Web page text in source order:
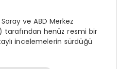
ve ABD Merkez
tarafından henüz resmi bir
incelemelerin sürdüğü